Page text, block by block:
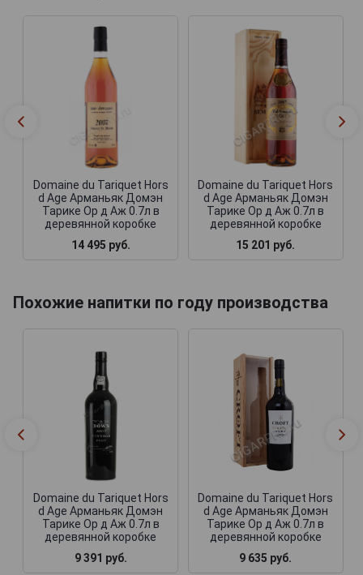
Domaine du Tariquet Hors
d Age Арманьяк Домэн
Тарике Ор д Аж 0.7л в
деревянной коробке
14 495 руб.
Domaine du Tariquet Hors
d Age Арманьяк Домэн
Тарике Ор д Аж 0.7л в
деревянной коробке
15 201 руб.
Похожие напитки по году производства
Domaine du Tariquet Hors
d Age Арманьяк Домэн
Тарике Ор д Аж 0.7л в
деревянной коробке
9 391 руб.
Domaine du Tariquet Hors
d Age Арманьяк Домэн
Тарике Ор д Аж 0.7л в
деревянной коробке
9 635 руб.